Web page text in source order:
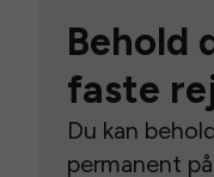
Behold
faste
Du kan
permanent